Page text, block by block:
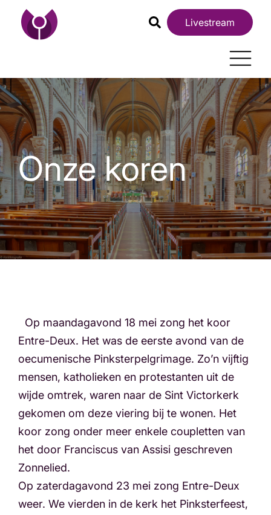
Livestream
Onze koren
Op maandagavond 18 mei zong het koor
Entre-Deux. Het was de eerste avond van de
oecumenische Pinksterpelgrimage. Zo’n vijftig
mensen, katholieken en protestanten uit de
wijde omtrek, waren naar de Sint Victorkerk
gekomen om deze viering bij te wonen. Het
koor zong onder meer enkele coupletten van
het door Franciscus van Assisi geschreven
Zonnelied.
Op zaterdagavond 23 mei zong Entre-Deux
weer. We vierden in de kerk het Pinksterfeest,